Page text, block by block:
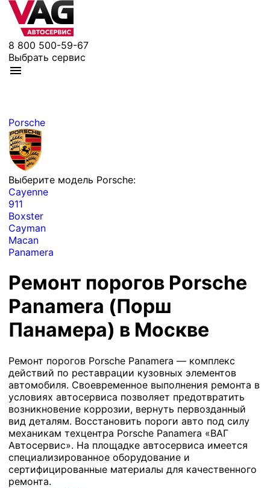
8 800 500-59-67
Выбрать сервис
Porsche
Выберите модель Porsche:
Cayenne
911
Boxster
Cayman
Macan
Panamera
Ремонт порогов Porsche
Panamera (Порш
Панамера) в Москве
Ремонт порогов Porsche Panamera — комплекс
действий по реставрации кузовных элементов
автомобиля. Своевременное выполнения ремонта в
условиях автосервиса позволяет предотвратить
возникновение коррозии, вернуть первозданный
вид деталям. Восстановить пороги авто под силу
механикам техцентра Porsche Panamera «ВАГ
Автосервис». На площадке автосервиса имеется
специализированное оборудование и
сертифицированные материалы для качественного
ремонта.